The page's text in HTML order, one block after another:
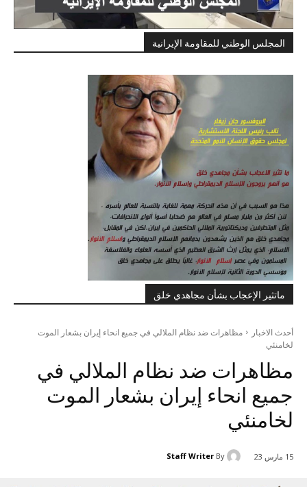
المجلس الوطني للمقاومة الإيرانية
ماتثير الإعجاب بشأن مجاهدي خلق
أحدث الاخبار
مظاهرات ضد نظام الملالي في جميع انحاء إيران بشعار الموت
لخامنئي
مظاهرات ضد نظام الملالي في
جميع انحاء إيران بشعار الموت
لخامنئي
15 مارس 23 By
Staff Writer